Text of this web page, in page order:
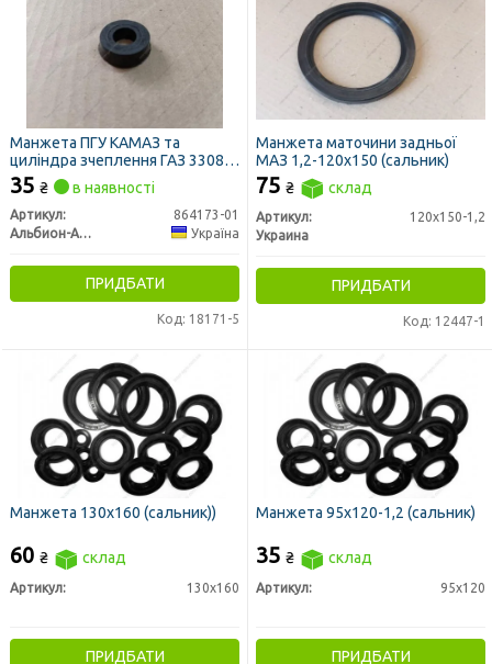
Манжета ПГУ КАМАЗ та
циліндра зчеплення ГАЗ 33081,
3309, 33104 ВАЛДАЙ 13х27
"ЛЮКС" (Україна)
35 ₴ в наявності
Артикул:
864173-01
Альбион-Авто
Україна
ПРИДБАТИ
Код: 18171-5
Манжета маточини задньої
МАЗ 1,2-120х150 (сальник)
75 ₴ склад
Артикул:
120х150-1,2
Украина
ПРИДБАТИ
Код: 12447-1
Манжета 130х160 (сальник))
60 ₴ склад
Артикул: 130х160
ПРИДБАТИ
Манжета 95х120-1,2 (сальник)
35 ₴ склад
Артикул: 95х120
ПРИДБАТИ